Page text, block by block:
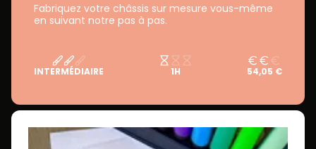
Fabriquez votre châssis sur mesure vous-même
en suivant notre pas à pas.
INTERMÉDIAIRE 1H 54,05 €